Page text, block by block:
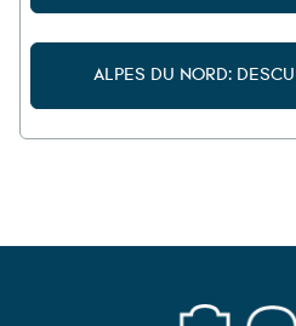
ALPES DU NORD: